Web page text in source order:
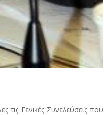
τις Γενικές Συνελεύσεις που